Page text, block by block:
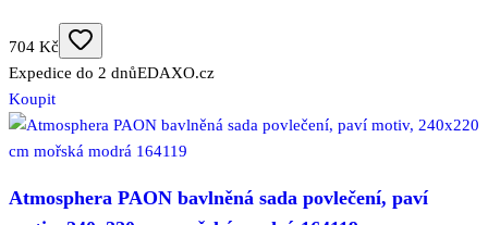
704 Kč
Expedice do 2 dnůEDAXO.cz
Koupit
Atmosphera PAON bavlněná sada povlečení, paví